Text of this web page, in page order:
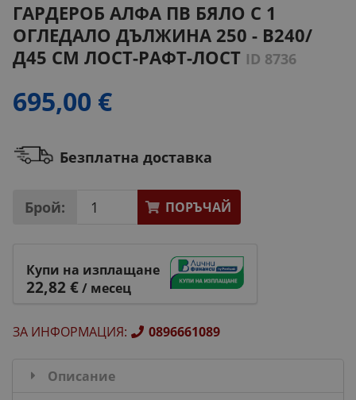
ГАРДЕРОБ АЛФА ПВ БЯЛО С 1
ОГЛЕДАЛО ДЪЛЖИНА 250 - В240/
Д45 СМ ЛОСТ-РАФТ-ЛОСТ ID 8736
695,00 €
Безплатна доставка
Брой: ПОРЪЧАЙ
Купи на изплащане
22,82 €/ месец
ЗА ИНФОРМАЦИЯ: 0896661089
Описание